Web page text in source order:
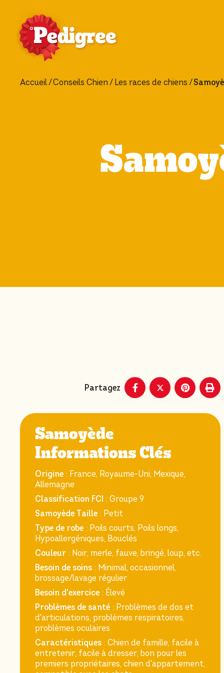
Accueil Conseils Chien Les races de chiens
Partagez
Samoyède
Informations Clés
Origine : France, Royaume-Uni, Mexique,
Allemagne
Classification FCI : Groupe 9
Samoyède Taille : Petit
Type de robe : Poils courts, Poils longs,
Hypoallergéniques, Bouclés
Couleur : Noir, merle, fauve, bringé, loup, etc.
Besoin de soins : Minimal, occasionnel,
brossage/lavage régulier
Besoin d'exercice : Élevé
Problèmes de santé : Problèmes de dos et
d'articulations, problèmes respiratoires,
problèmes oculaires
Caractéristiques : Chien de famille, facile à
entretenir, facile à dresser, bon pour les
premiers propriétaires, chien d'appartement,